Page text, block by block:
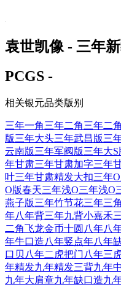
袁世凯像 - 三年
PCGS -
相关银元品类版别
三年一角三年二角三年二
版三年大头三年武昌版三
云南版三年军阀版三年大S
年甘肃三年甘肃加字三年
叶三年甘肃精发大扣三年
O版春天三年浅O三年浅O
燕子版三年竹节花三年三
年八年背三年九背小嘉禾
二角飞龙金币十圆 八年八
年牛口造八年竖点年八年
口贝 八年二虎把门 八年三
年精发九年精发三背九年
九年大肩章九年缺口造九